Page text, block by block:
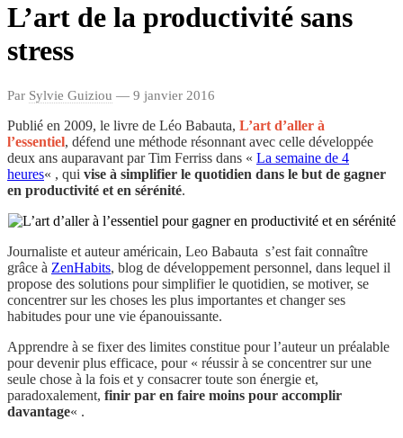
L’art de la productivité sans
stress
Par Sylvie Guiziou — 9 janvier 2016
Publié en 2009, le livre de Léo Babauta, L’art d’aller à
l’essentiel, défend une méthode résonnant avec celle développée
deux ans auparavant par Tim Ferriss dans « La semaine de 4
heures« , qui vise à simplifier le quotidien dans le but de gagner
en productivité et en sérénité.
Journaliste et auteur américain, Leo Babauta s’est fait connaître
grâce à ZenHabits, blog de développement personnel, dans lequel il
propose des solutions pour simplifier le quotidien, se motiver, se
concentrer sur les choses les plus importantes et changer ses
habitudes pour une vie épanouissante.
Apprendre à se fixer des limites constitue pour l’auteur un préalable
pour devenir plus efficace, pour « réussir à se concentrer sur une
seule chose à la fois et y consacrer toute son énergie et,
paradoxalement, finir par en faire moins pour accomplir
davantage« .